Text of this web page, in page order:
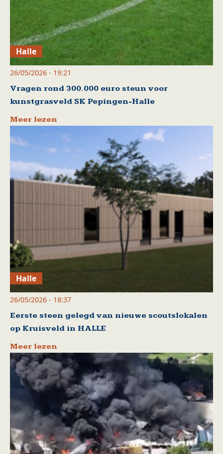
Halle
26/05/2026 - 19:21
Vragen rond 300.000 euro steun voor
kunstgrasveld SK Pepingen-Halle
Meer lezen
Halle
26/05/2026 - 18:37
Eerste steen gelegd van nieuwe scoutslokalen
op Kruisveld in HALLE
Meer lezen